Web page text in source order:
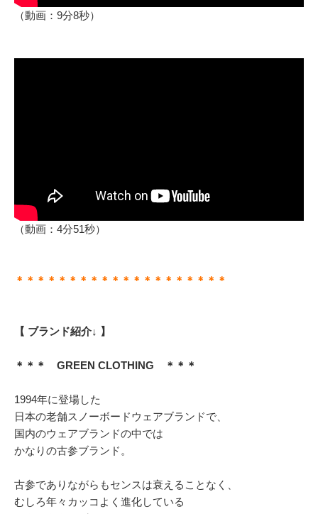
（動画：9分8秒）
（動画：4分51秒）
＊＊＊＊＊＊＊＊＊＊＊＊＊＊＊＊＊＊＊＊
【 ブランド紹介↓ 】
＊＊＊ GREEN CLOTHING ＊＊＊
1994年に登場した
日本の老舗スノーボードウェアブランドで、
国内のウェアブランドの中では
かなりの古参ブランド。
古参でありながらもセンスは衰えることなく、
むしろ年々カッコよく進化している